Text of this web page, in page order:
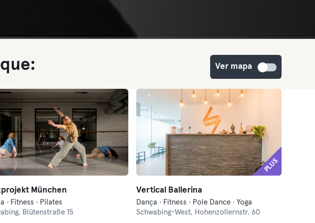
Ver mapa
München
· Fitness · Pilates
Blütenstraße 15
PLUS
Vertical Ballerina
Dança · Fitness · Pole Dance · Yoga
Schwabing-West, Hohenzollernstr. 60